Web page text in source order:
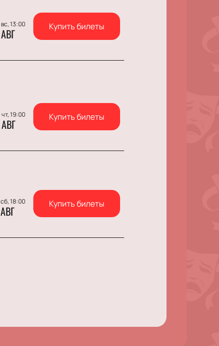
вс, 13:00
АВГ Купить билеты
чт, 19:00
АВГ Купить билеты
сб, 18:00
АВГ Купить билеты